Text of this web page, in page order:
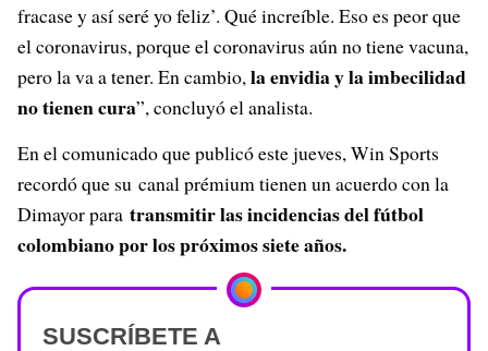
fracase y así seré yo feliz’. Qué increíble. Eso es peor que
el coronavirus, porque el coronavirus aún no tiene vacuna,
pero la va a tener. En cambio,la envidia y la imbecilidad
no tienen cura”, concluyó el analista.
En el comunicado que publicó este jueves, Win Sports
recordó que su canal prémium tienen un acuerdo con la
Dimayor para transmitir las incidencias del fútbol
colombiano por los próximos siete años.
SUSCRÍBETE A